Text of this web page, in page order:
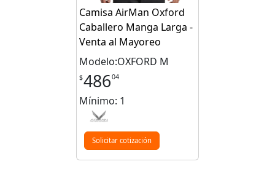
Camisa AirMan Oxford
Caballero Manga Larga -
Venta al Mayoreo
Modelo:OXFORD M
$48604
Mínimo: 1
Solicitar cotización